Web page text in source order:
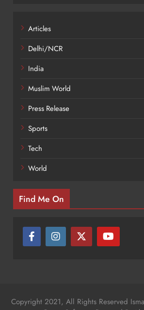
Articles
Delhi/NCR
India
Muslim World
Press Release
Sports
Tech
World
Find Me On
Copyright 2021, All Rights Reserved